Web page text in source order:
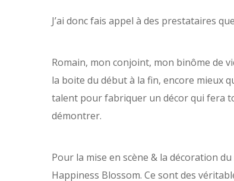
J’ai donc fais appel à des prestataires
Romain, mon conjoint, mon binôme de
la boite du début à la fin, encore mieux
talent pour fabriquer un décor qui fera
démontrer.
Pour la mise en scène & la décoration
Happiness Blossom. Ce sont des